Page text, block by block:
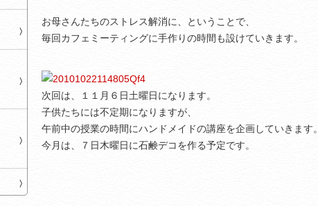
お母さんたちのストレス解消に、ということで、
毎回カフェミーティングに手作りの時間も設けていきます。
次回は、１１月６日土曜日になります。
子供たちには不定期になりますが、
午前中の授業の時間にハンドメイドの講座を企画していきます。
今月は、７日木曜日に石鹸デコを作る予定です。